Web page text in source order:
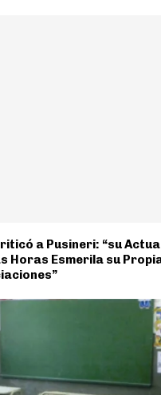
a Pusineri: “su
Horas Esmerila su